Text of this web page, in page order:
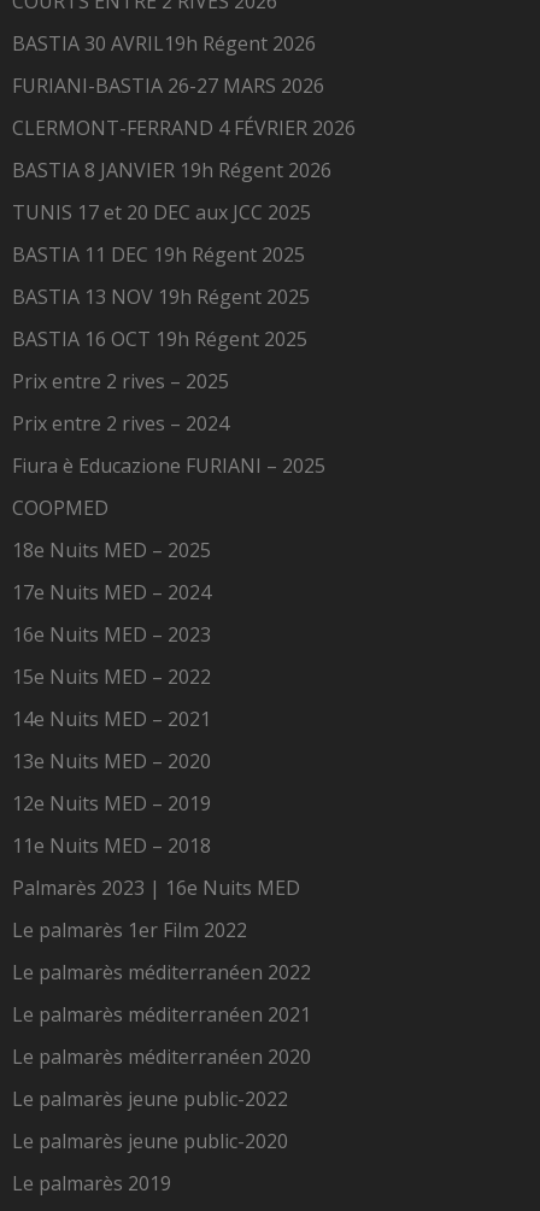
BASTIA 30 AVRIL19h Régent 2026
FURIANI-BASTIA 26-27 MARS 2026
CLERMONT-FERRAND 4 FÉVRIER 2026
BASTIA 8 JANVIER 19h Régent 2026
TUNIS 17 et 20 DEC aux JCC 2025
BASTIA 11 DEC 19h Régent 2025
BASTIA 13 NOV 19h Régent 2025
BASTIA 16 OCT 19h Régent 2025
Prix entre 2 rives – 2025
Prix entre 2 rives – 2024
Fiura è Educazione FURIANI – 2025
COOPMED
18e Nuits MED – 2025
17e Nuits MED – 2024
16e Nuits MED – 2023
15e Nuits MED – 2022
14e Nuits MED – 2021
13e Nuits MED – 2020
12e Nuits MED – 2019
11e Nuits MED – 2018
Palmarès 2023 | 16e Nuits MED
Le palmarès 1er Film 2022
Le palmarès méditerranéen 2022
Le palmarès méditerranéen 2021
Le palmarès méditerranéen 2020
Le palmarès jeune public-2022
Le palmarès jeune public-2020
Le palmarès 2019